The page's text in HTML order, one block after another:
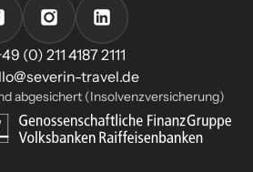
(0) 211 4187 2111
travel.de
abgesichert (Insolvenzversicherung)